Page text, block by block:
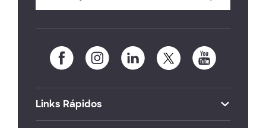
Links Rápidos